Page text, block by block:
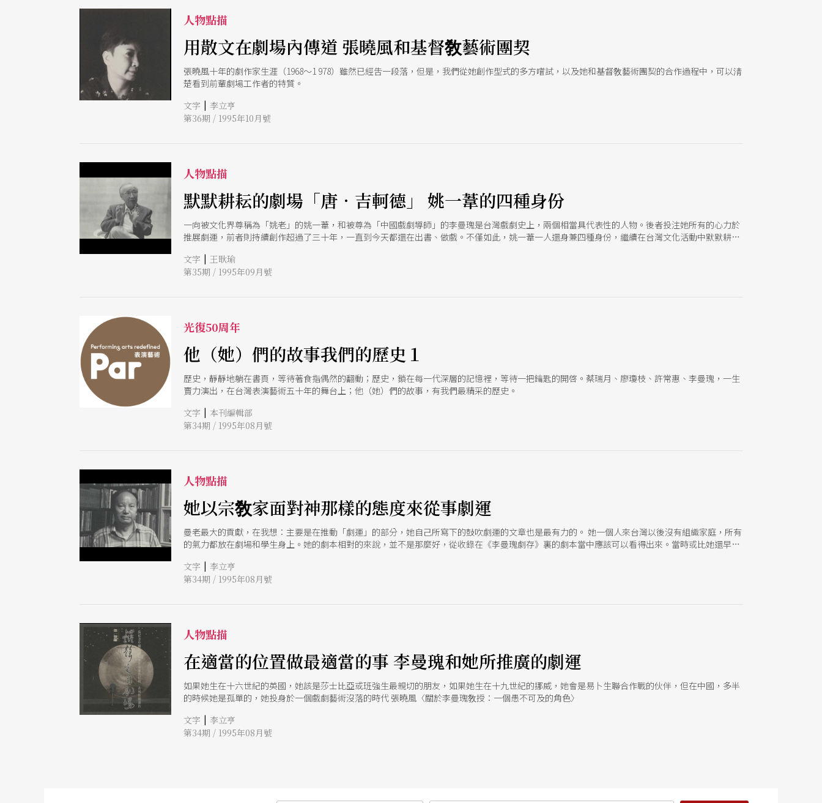
人物點描
用散文在劇場內傳道 張曉風和基督敎藝術團契
張曉風十年的劇作家生涯（1968〜1 978）雖然已經吿一段落，但是，我們從她創作型式的多方嚐試，以及她和基督敎藝術團契的合作過程中，可以淸
楚看到前輩劇場工作者的特質。
文字 | 李立亨
第36期 / 1995年10月號
人物點描
默默耕耘的劇場「唐．吉軻德」 姚一葦的四種身份
一向被文化界尊稱為「姚老」的姚一葦，和被尊為「中國戲劇導師」的李曼瑰是台灣戲劇史上，兩個相當具代表性的人物。後者投注她所有的心力於
推展劇運，前者則持續創作超過了三十年，一直到今天都還在出書、做戲。不僅如此，姚一葦一人還身兼四種身份，繼續在台灣文化活動中默默耕
文字 | 王耿瑜
第35期 / 1995年09月號
光復50周年
他（她）們的故事我們的歷史１
歷史，靜靜地躺在書頁，等待著食指偶然的翻動；歷史，鎖在每一代深層的記憶裡，等待一把鑰匙的開啓。蔡瑞月、廖瓊枝、許常惠、李曼瑰，一生
賣力演出，在台灣表演藝術五十年的舞台上；他（她）們的故事，有我們最精采的歷史。
文字 | 本刊編輯部
第34期 / 1995年08月號
人物點描
她以宗敎家面對神那樣的態度來從事劇運
曼老最大的貢獻，在我想：主要是在推動「劇運」的部分，她自己所寫下的鼓吹劇運的文章也是最有力的。 她一個人來台灣以後沒有組織家庭，所有
的氣力都放在劇場和學生身上。她的劇本相對的來說，並不是那麼好，從收錄在《李曼瑰劇存》裏的劇本當中應該可以看得出來。當時或比她還早期
入力氣、精神。她在這方面的態度和努力奔走，根本就像是一個宗敎家在面對她的神一樣。 即使到今天，你也很難找到一個在台灣不同的劇種：話
劇、宗敎劇、兒童劇上，有像她這樣造成那麼大影響的人。 我想曼老最大的遺憾應該是：她沒有趕在生前看到國家劇院的落成。她早在三十多年前就
文字 | 李立亨
第34期 / 1995年08月號
人物點描
在適當的位置做最適當的事 李曼瑰和她所推廣的劇運
如果她生在十六世紀的英國，她該是莎士比亞或班強生最親切的朋友，如果她生在十九世紀的挪威，她會是易卜生聯合作戰的伙伴，但在中國，多半
的時候她是孤單的，她投身於一個戲劇藝術沒落的時代 張曉風〈關於李曼瑰敎授：一個愚不可及的角色〉
文字 | 李立亨
第34期 / 1995年08月號